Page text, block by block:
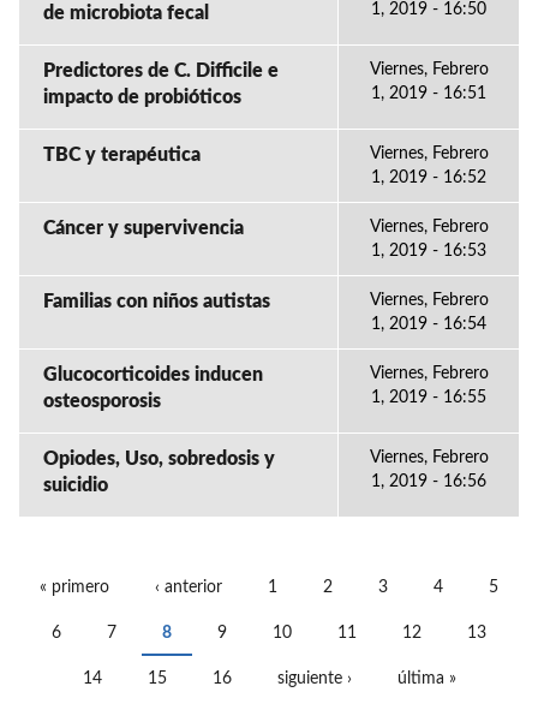
de microbiota fecal
1, 2019 - 16:50
Predictores de C. Difficile e
impacto de probióticos
Viernes, Febrero
1, 2019 - 16:51
TBC y terapéutica
Viernes, Febrero
1, 2019 - 16:52
Cáncer y supervivencia
Viernes, Febrero
1, 2019 - 16:53
Familias con niños autistas
Viernes, Febrero
1, 2019 - 16:54
Glucocorticoides inducen
osteosporosis
Viernes, Febrero
1, 2019 - 16:55
Opiodes, Uso, sobredosis y
suicidio
Viernes, Febrero
1, 2019 - 16:56
« primero ‹ anterior 1 2 3 4 5
6 7 8 9 10 11 12 13
14 15 16 siguiente › última »